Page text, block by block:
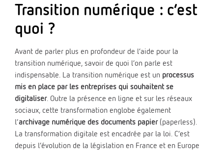
Transition numérique : c’est
quoi ?
Avant de parler plus en profondeur de l’aide pour la
transition numérique, savoir de quoi l’on parle est
indispensable. La transition numérique est un processus
mis en place par les entreprises qui souhaitent se
digitaliser. Outre la présence en ligne et sur les réseaux
sociaux, cette transformation englobe également
l’archivage numérique des documents papier(paperless).
La transformation digitale est encadrée par la loi. C’est
depuis l’évolution de la législation en France et en Europe